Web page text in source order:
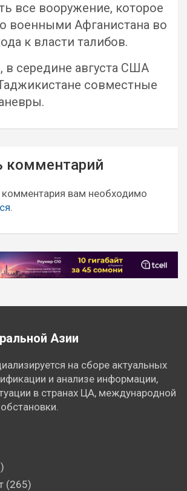
все вооружение, которое
военными Афганистана во
к власти талибов.
в середине августа США
совместные
комментарий
вам необходимо
.
Азии
на сборе актуальных
и анализе информации,
в странах ЦА, международной
(265)